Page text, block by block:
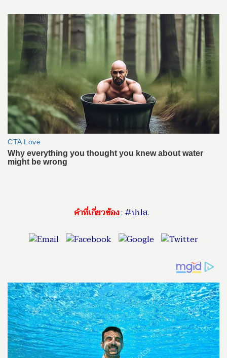
คำที่เกี่ยวข้อง:#ปปส.